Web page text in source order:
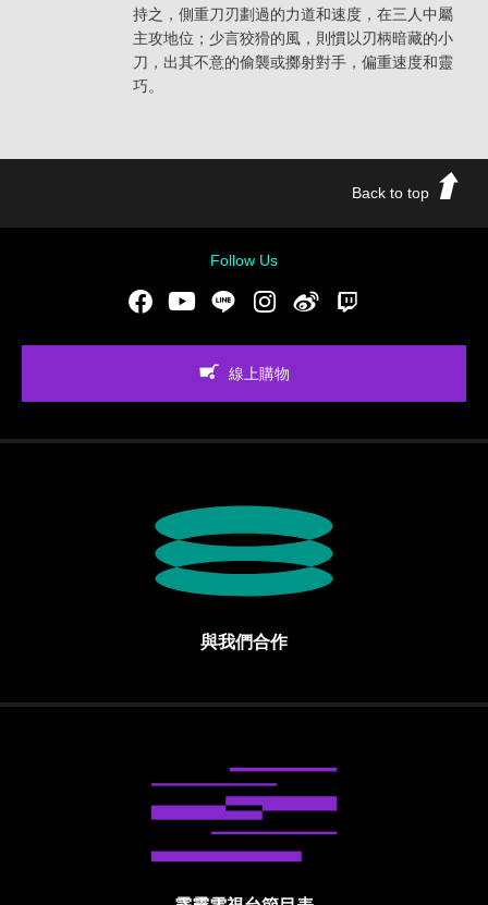
持之，側重刀刃劃過的力道和速度，在三人中屬
主攻地位；少言狡猾的風，則慣以刃柄暗藏的小
刀，出其不意的偷襲或擲射對手，偏重速度和靈
巧。
Back to top
Follow Us
FacebookYoutubeLINE Instgram新浪微博
線上購物
與我們合作